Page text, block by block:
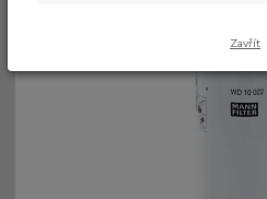
Zavřít